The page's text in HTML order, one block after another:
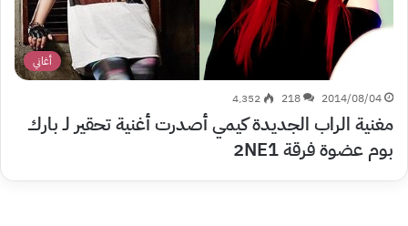
أغاني
2014/08/04
218 4٬352
مغنية الراب الجديدة كيمي أصدرت أغنية تحقير لـ بارك
بوم عضوة فرقة 2NE1